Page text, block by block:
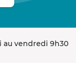
au vendredi 9h30